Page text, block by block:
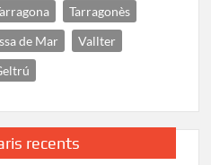
Tarragonès
de Mar
Vallter
recents